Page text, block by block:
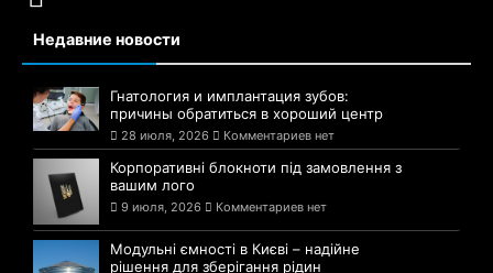
Недавние новости
Гнатология и имплантация зубов:
причины обратиться в хороший центр
28 июля, 2026 Комментариев нет
Корпоративні блокноти під замовлення з
вашим лого
9 июля, 2026 Комментариев нет
Модульні ємності в Києві – надійне
рішення для зберігання рідин